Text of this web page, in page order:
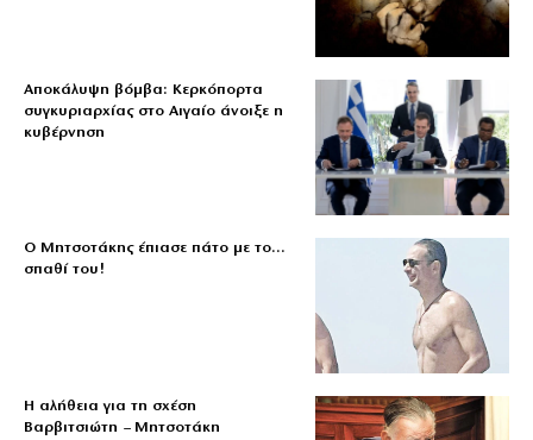
Αποκάλυψη βόμβα: Κερκόπορτα
συγκυριαρχίας στο Αιγαίο άνοιξε η
κυβέρνηση
Ο Μητσοτάκης έπιασε πάτο με το…
σπαθί του!
Η αλήθεια για τη σχέση
Βαρβιτσιώτη – Μητσοτάκη